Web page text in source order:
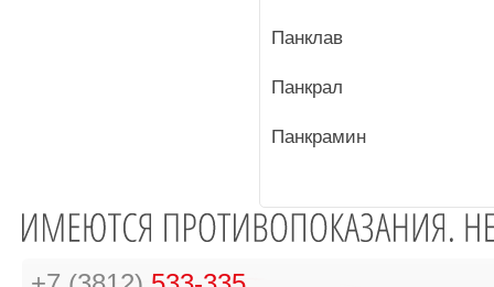
Панклав
Панкрал
Панкрамин